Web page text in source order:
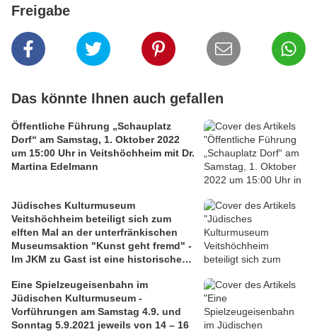
Freigabe
Das könnte Ihnen auch gefallen
Öffentliche Führung „Schauplatz
Dorf“ am Samstag, 1. Oktober 2022
um 15:00 Uhr in Veitshöchheim mit Dr.
Martina Edelmann
Jüdisches Kulturmuseum
Veitshöchheim beteiligt sich zum
elften Mal an der unterfränkischen
Museumsaktion "Kunst geht fremd" -
Im JKM zu Gast ist eine historische
Eine Spielzeugeisenbahn im
Jüdischen Kulturmuseum -
Vorführungen am Samstag 4.9. und
Sonntag 5.9.2021 jeweils von 14 – 16